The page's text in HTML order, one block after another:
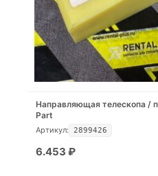
Направляющая телескопа /
Part
Артикул: 2899426
6.453 ₽